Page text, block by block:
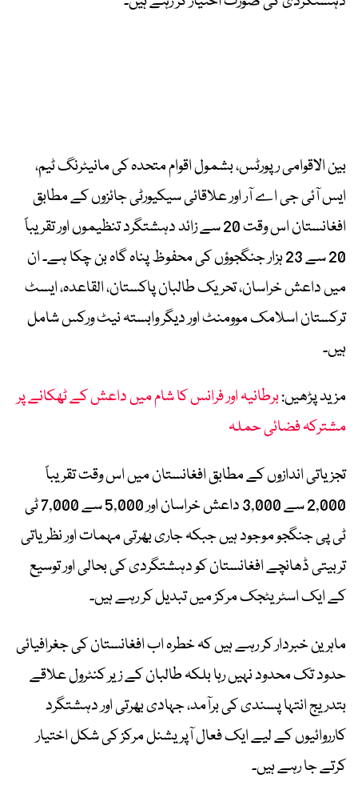
بین الاقوامی رپورٹس، بشمول اقوام متحدہ کی مانیٹرنگ ٹیم،
ایس آئی جی اے آر اور علاقائی سیکیورٹی جائزوں کے مطابق
افغانستان اس وقت 20 سے زائد دہشتگرد تنظیموں اور تقریباً
20 سے 23 ہزار جنگجوؤں کی محفوظ پناہ گاہ بن چکا ہے۔ ان
میں داعش خراسان، تحریک طالبان پاکستان، القاعدہ، ایسٹ
ترکستان اسلامک موومنٹ اور دیگر وابستہ نیٹ ورکس شامل
ہیں۔
مزید پڑھیں:برطانیہ اور فرانس کا شام میں داعش کے ٹھکانے پر
مشترکہ فضائی حملہ
تجزیاتی اندازوں کے مطابق افغانستان میں اس وقت تقریباً
2,000 سے 3,000 داعش خراسان اور 5,000 سے 7,000 ٹی
ٹی پی جنگجو موجود ہیں جبکہ جاری بھرتی مہمات اور نظریاتی
تربیتی ڈھانچے افغانستان کو دہشتگردی کی بحالی اور توسیع
کے ایک اسٹریٹجک مرکز میں تبدیل کر رہے ہیں۔
ماہرین خبردار کر رہے ہیں کہ خطرہ اب افغانستان کی جغرافیائی
حدود تک محدود نہیں رہا بلکہ طالبان کے زیر کنٹرول علاقے
بتدریج انتہا پسندی کی برآمد، جہادی بھرتی اور دہشتگرد
کارروائیوں کے لیے ایک فعال آپریشنل مرکز کی شکل اختیار
کرتے جا رہے ہیں۔